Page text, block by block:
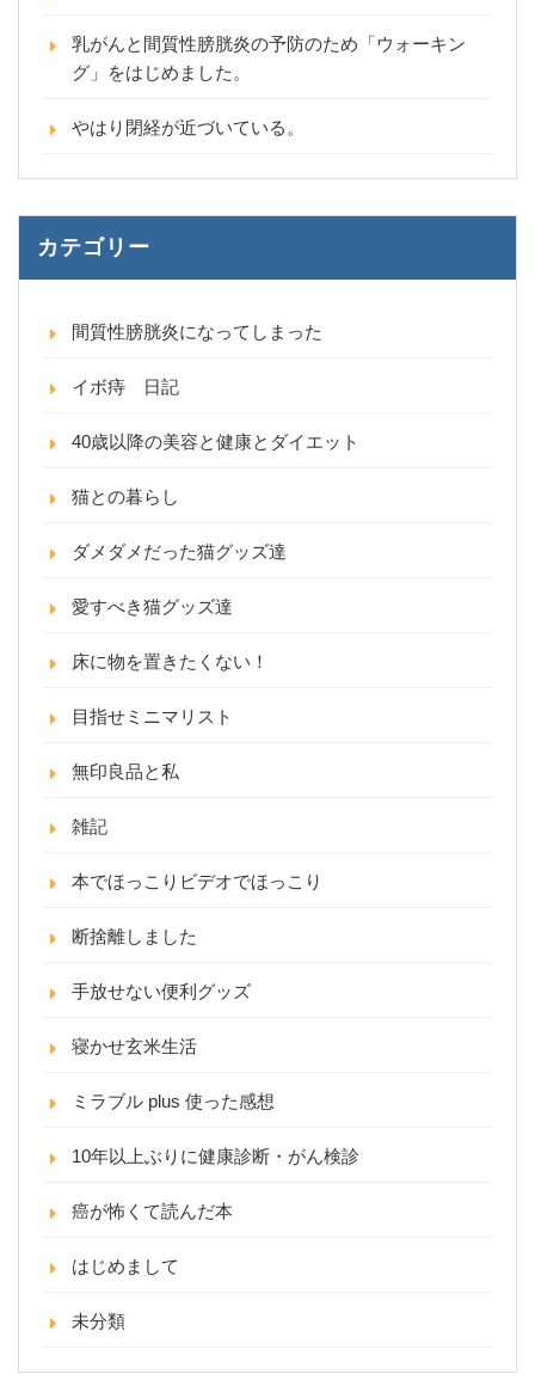
乳がんと間質性膀胱炎の予防のため「ウォーキン
グ」をはじめました。
やはり閉経が近づいている。
カテゴリー
間質性膀胱炎になってしまった
イボ痔 日記
40歳以降の美容と健康とダイエット
猫との暮らし
ダメダメだった猫グッズ達
愛すべき猫グッズ達
床に物を置きたくない！
目指せミニマリスト
無印良品と私
雑記
本でほっこりビデオでほっこり
断捨離しました
手放せない便利グッズ
寝かせ玄米生活
ミラブル plus 使った感想
10年以上ぶりに健康診断・がん検診
癌が怖くて読んだ本
はじめまして
未分類